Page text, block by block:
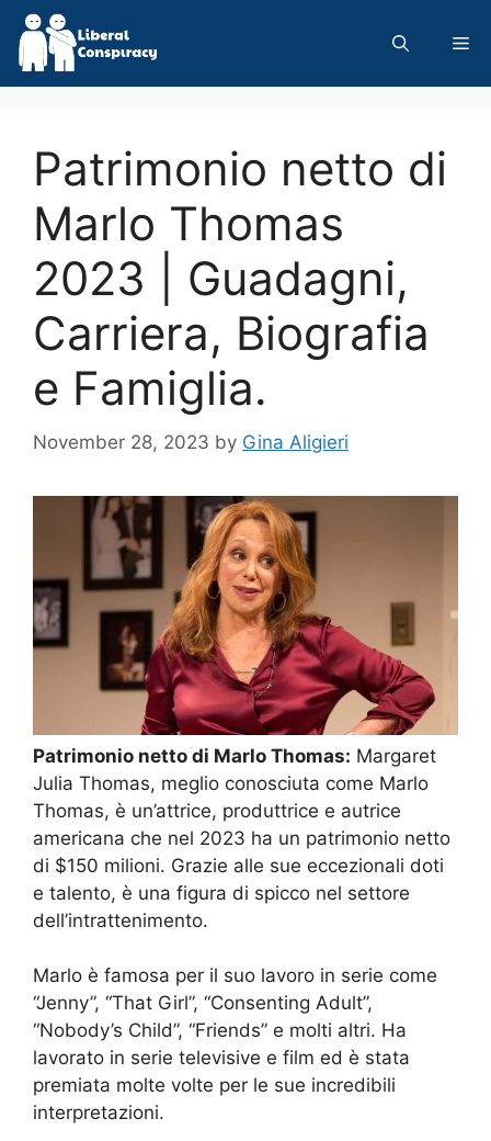
Skip
content
Patrimonio netto di
Marlo Thomas
2023 | Guadagni,
Carriera, Biografia
e Famiglia.
November 28, 2023 by Gina Aligieri
Patrimonio netto di Marlo Thomas: Margaret
Julia Thomas, meglio conosciuta come Marlo
Thomas, è un’attrice, produttrice e autrice
americana che nel 2023 ha un patrimonio netto
di $150 milioni. Grazie alle sue eccezionali doti
e talento, è una figura di spicco nel settore
dell’intrattenimento.
Marlo è famosa per il suo lavoro in serie come
“Jenny”, “That Girl”, “Consenting Adult”,
“Nobody’s Child”, “Friends” e molti altri. Ha
lavorato in serie televisive e film ed è stata
premiata molte volte per le sue incredibili
interpretazioni.